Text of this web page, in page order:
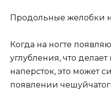
Продольные желобки
Когда на ногте
углубления, что
наперсток, это может
появлении